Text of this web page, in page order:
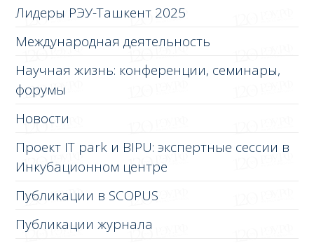
Лидеры РЭУ-Ташкент 2025
Международная деятельность
Научная жизнь: конференции, семинары,
форумы
Новости
Проект IT park и BIPU: экспертные сессии в
Инкубационном центре
Публикации в SCOPUS
Публикации журнала